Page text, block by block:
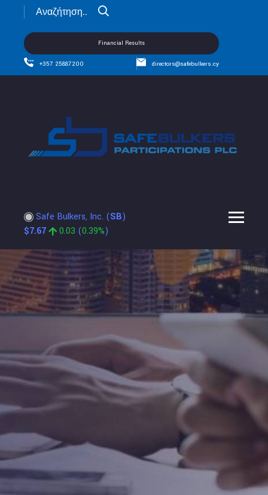
Financial Results
+357 25887200 directors@safebulkers.cy
Safe Bulkers, Inc. (SB)
$7.67 0.03 (0.39%)